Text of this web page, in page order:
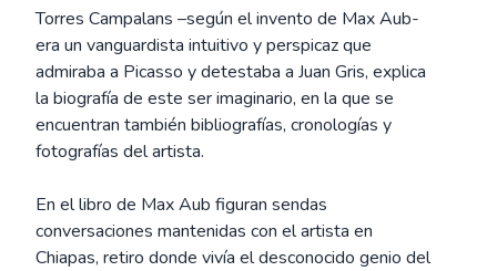
Torres Campalans –según el invento de Max Aub-
era un vanguardista intuitivo y perspicaz que
admiraba a Picasso y detestaba a Juan Gris, explica
la biografía de este ser imaginario, en la que se
encuentran también bibliografías, cronologías y
fotografías del artista.
En el libro de Max Aub figuran sendas
conversaciones mantenidas con el artista en
Chiapas, retiro donde vivía el desconocido genio del